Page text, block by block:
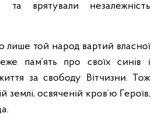
та врятували незалежність
лише той народ вартий власної
пам’ять про своїх синів і
за свободу Вітчизни. Тож
землі, освяченій кров’ю Героїв,